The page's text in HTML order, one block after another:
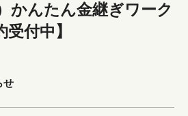
かんたん金継ぎワーク
付中】
せ